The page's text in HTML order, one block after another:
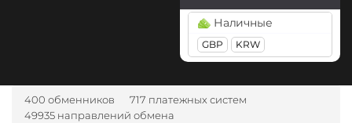
Tron (TRX)
TrueUSD (TUSD)
ERC20
BGN
CZK GEL
NOK
TJS
UZS
RON
А-Банк UAH
Наличные
GBP KRW
400 обменников
717 платежных систем
49935 направлений обмена